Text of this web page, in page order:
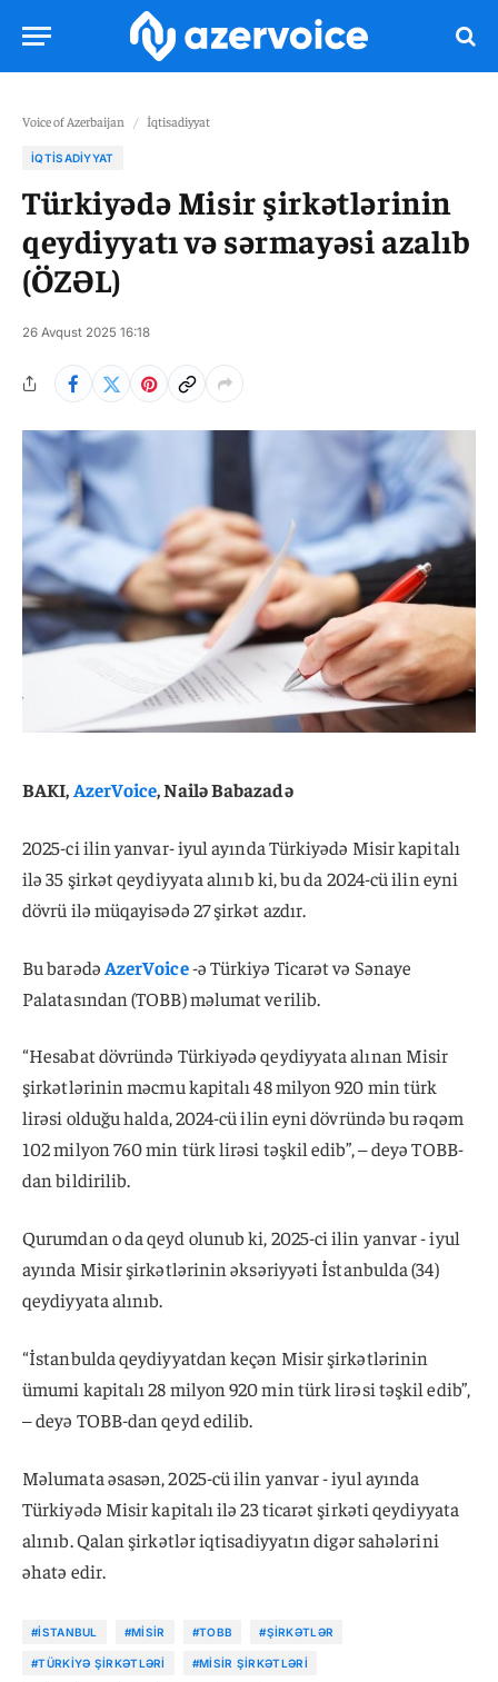
Voice of Azerbaijan / İqtisadiyyat
İQTISADIYYAT
Türkiyədə Misir şirkətlərinin
qeydiyyatı və sərmayəsi azalıb
(ÖZƏL)
26 Avqust 2025 16:18
BAKI,AzerVoice, Nailə Babazadə
2025-ci ilin yanvar- iyul ayında Türkiyədə Misir kapitalı
ilə 35 şirkət qeydiyyata alınıb ki, bu da 2024-cü ilin eyni
dövrü ilə müqayisədə 27 şirkət azdır.
Bu barədəAzerVoice-ə Türkiyə Ticarət və Sənaye
Palatasından (TOBB) məlumat verilib.
“Hesabat dövründə Türkiyədə qeydiyyata alınan Misir
şirkətlərinin məcmu kapitalı 48 milyon 920 min türk
lirəsi olduğu halda, 2024-cü ilin eyni dövründə bu rəqəm
102 milyon 760 min türk lirəsi təşkil edib”, – deyə TOBB-
dan bildirilib.
Qurumdan o da qeyd olunub ki, 2025-ci ilin yanvar - iyul
ayında Misir şirkətlərinin əksəriyyəti İstanbulda (34)
qeydiyyata alınıb.
“İstanbulda qeydiyyatdan keçən Misir şirkətlərinin
ümumi kapitalı 28 milyon 920 min türk lirəsi təşkil edib”,
– deyə TOBB-dan qeyd edilib.
Məlumata əsasən, 2025-cü ilin yanvar - iyul ayında
Türkiyədə Misir kapitalı ilə 23 ticarət şirkəti qeydiyyata
alınıb. Qalan şirkətlər iqtisadiyyatın digər sahələrini
əhatə edir.
#İSTANBUL #MISIR #TOBB #ŞIRKƏTLƏR
#TÜRKIYƏ ŞIRKƏTLƏRI #MISIR ŞIRKƏTLƏRI